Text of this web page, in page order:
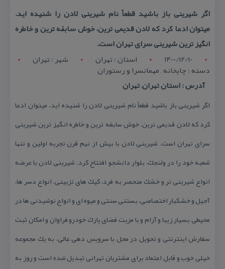
اگر شیرینی باز باشید قطعاً نام شیرینی لادن را شنیده اید.
میتوان ادعا كرد كه لادن قدیمی ترین، خوش سابقه ترین و خاطره
انگیز ترین شیرینی سرای تهران است.
1400/12/10
استان : تهران شهر : تهران
دسته : چایخانه , مهمانسرا و رستوران
آدرس : استان تهران, تهران
اگر شیرینی باز باشید قطعاً نام شیرینی لادن را شنیده اید. میتوان ادعا
كرد كه لادن قدیمی ترین، خوش سابقه ترین و خاطره انگیز ترین شیرینی
سرای تهران است. شیرینی لادن با بیش از نیم قرن تجربه اولین و تنها
شعبه خود را در ولنجك، بلوار دانشجو افتتاح كرد. شیرینی لادن با عرضه
انواع شیرینی تر و خشك منحصر به فرد، كیك های تزیینی، انواع دسر ها،
آجیل و خشكبار اختصاصی، بستنی سنتی و میوه ای و انواع نوشیدنی ها در
محیطی بسیار زیبا و آرام و با مزیت فضای پارك خودرو فراوان و امكان ثبت
سفارش اینترنتی و تحویل در محل با سرویس دهی عالی، به یك مجموعه
خیلی خوب و قابل اعتماد برای مشتریان تهرانی تبدیل شده است و روز به